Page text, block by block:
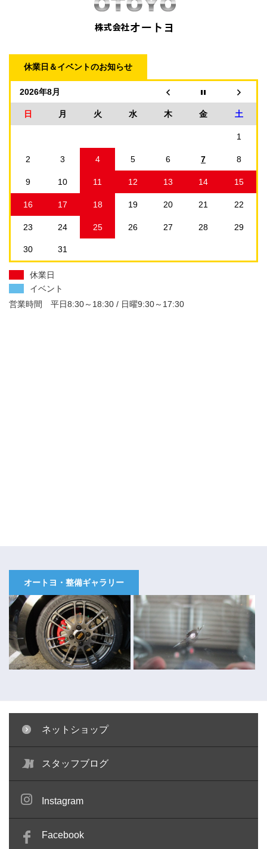
休業日＆イベントのお知らせ
2026年8月
日 月 火 水 木 金 土
1
2 3 4 5 6 7 8
9 10 11 12 13 14 15
16 17 18 19 20 21 22
23 24 25 26 27 28 29
30 31
休業日
イベント
オートヨ・整備ギャラリー
キャリパー塗装 ～コペン～
ネットショップ
スタッフブログ
Instagram
Facebook